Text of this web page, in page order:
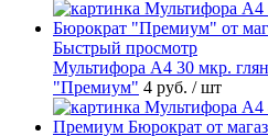
Быстрый просмотр
Мультифора А4 30 мкр.
"Премиум" 4 руб. / шт